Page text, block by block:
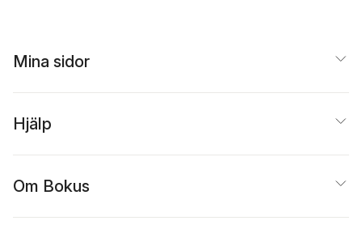
Mina sidor
Hjälp
Om Bokus